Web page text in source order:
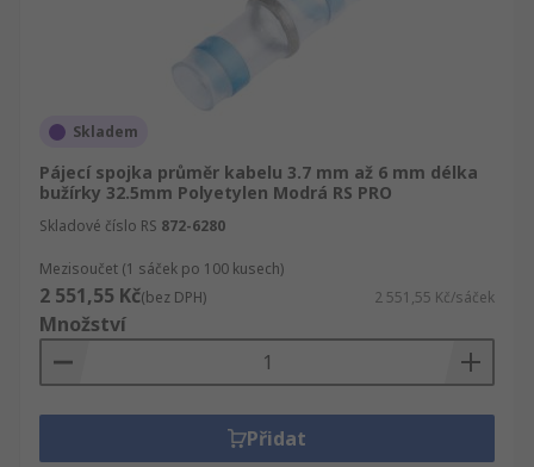
Skladem
Pájecí spojka průměr kabelu 3.7 mm až 6 mm délka
bužírky 32.5mm Polyetylen Modrá RS PRO
Skladové číslo RS 872-6280
Mezisoučet (1 sáček po 100 kusech)
2 551,55 Kč(bez DPH) 2 551,55 Kč/sáček
Množství
Přidat